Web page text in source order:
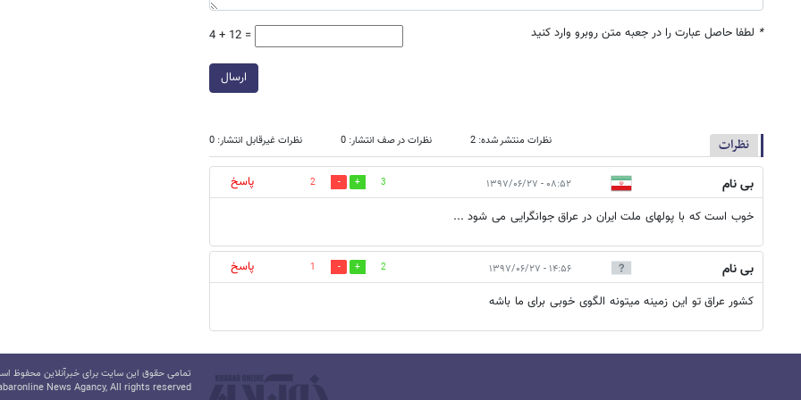
* لطفا حاصل عبارت را در جعبه متن روبرو وارد کنید 4 + 12 =
ارسال
نظرات نظرات منتشر شده: 2 نظرات در صف انتشار: 0 نظرات غیرقابل انتشار: 0
بی نام ۰۸:۵۲ - ۱۳۹۷/۰۶/۲۷ 3
2
پاسخ
خوب است که با پولهای ملت ایران در عراق جوانگرایی می شود ...
بی نام ۱۴:۵۶ - ۱۳۹۷/۰۶/۲۷ 2
1
پاسخ
کشور عراق تو این زمینه میتونه الگوی خوبی برای ما باشه
تمامی حقوق این سایت برای خبرآنلاین محفوظ
News Agancy, All rights reserved